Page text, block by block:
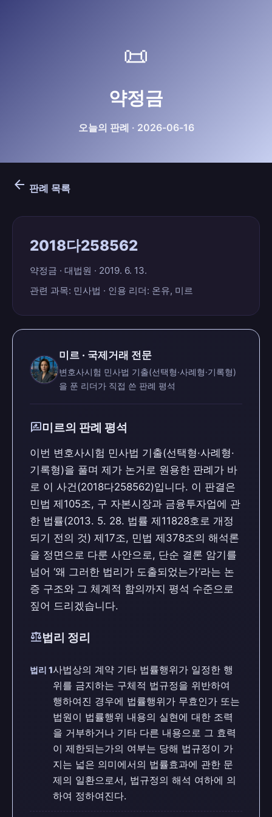
📜
약정금
오늘의 판례 · 2026-06-16
arrow_back 판례 목록
2018다258562
약정금 · 대법원 · 2019. 6. 13.
관련 과목: 민사법 · 인용 리더: 온유, 미르
미르 · 국제거래 전문
변호사시험 민사법 기출(선택형·사례형·기록형)
을 푼 리더가 직접 쓴 판례 평석
rate_review미르의 판례 평석
이번 변호사시험 민사법 기출(선택형·사례형·
기록형)을 풀며 제가 논거로 원용한 판례가 바
로 이 사건(2018다258562)입니다. 이 판결은
민법 제105조, 구 자본시장과 금융투자업에 관
한 법률(2013. 5. 28. 법률 제11828호로 개정
되기 전의 것) 제17조, 민법 제378조의 해석론
을 정면으로 다룬 사안으로, 단순 결론 암기를
넘어 ‘왜 그러한 법리가 도출되었는가’라는 논
증 구조와 그 체계적 함의까지 평석 수준으로
짚어 드리겠습니다.
balance법리 정리
법리 1사법상의 계약 기타 법률행위가 일정한 행
위를 금지하는 구체적 법규정을 위반하여
행하여진 경우에 법률행위가 무효인가 또는
법원이 법률행위 내용의 실현에 대한 조력
을 거부하거나 기타 다른 내용으로 그 효력
이 제한되는가의 여부는 당해 법규정이 가
지는 넓은 의미에서의 법률효과에 관한 문
제의 일환으로서, 법규정의 해석 여하에 의
하여 정하여진다.